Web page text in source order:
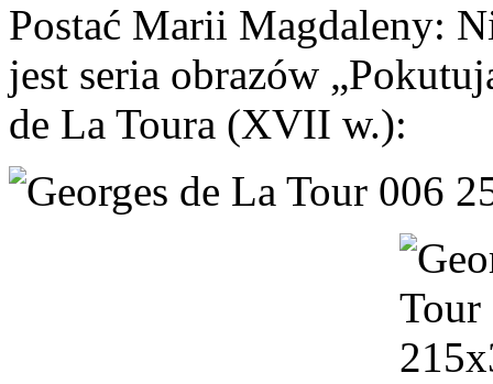
Postać Marii Magdaleny:
jest seria obrazów
de La Toura (XVII w.):